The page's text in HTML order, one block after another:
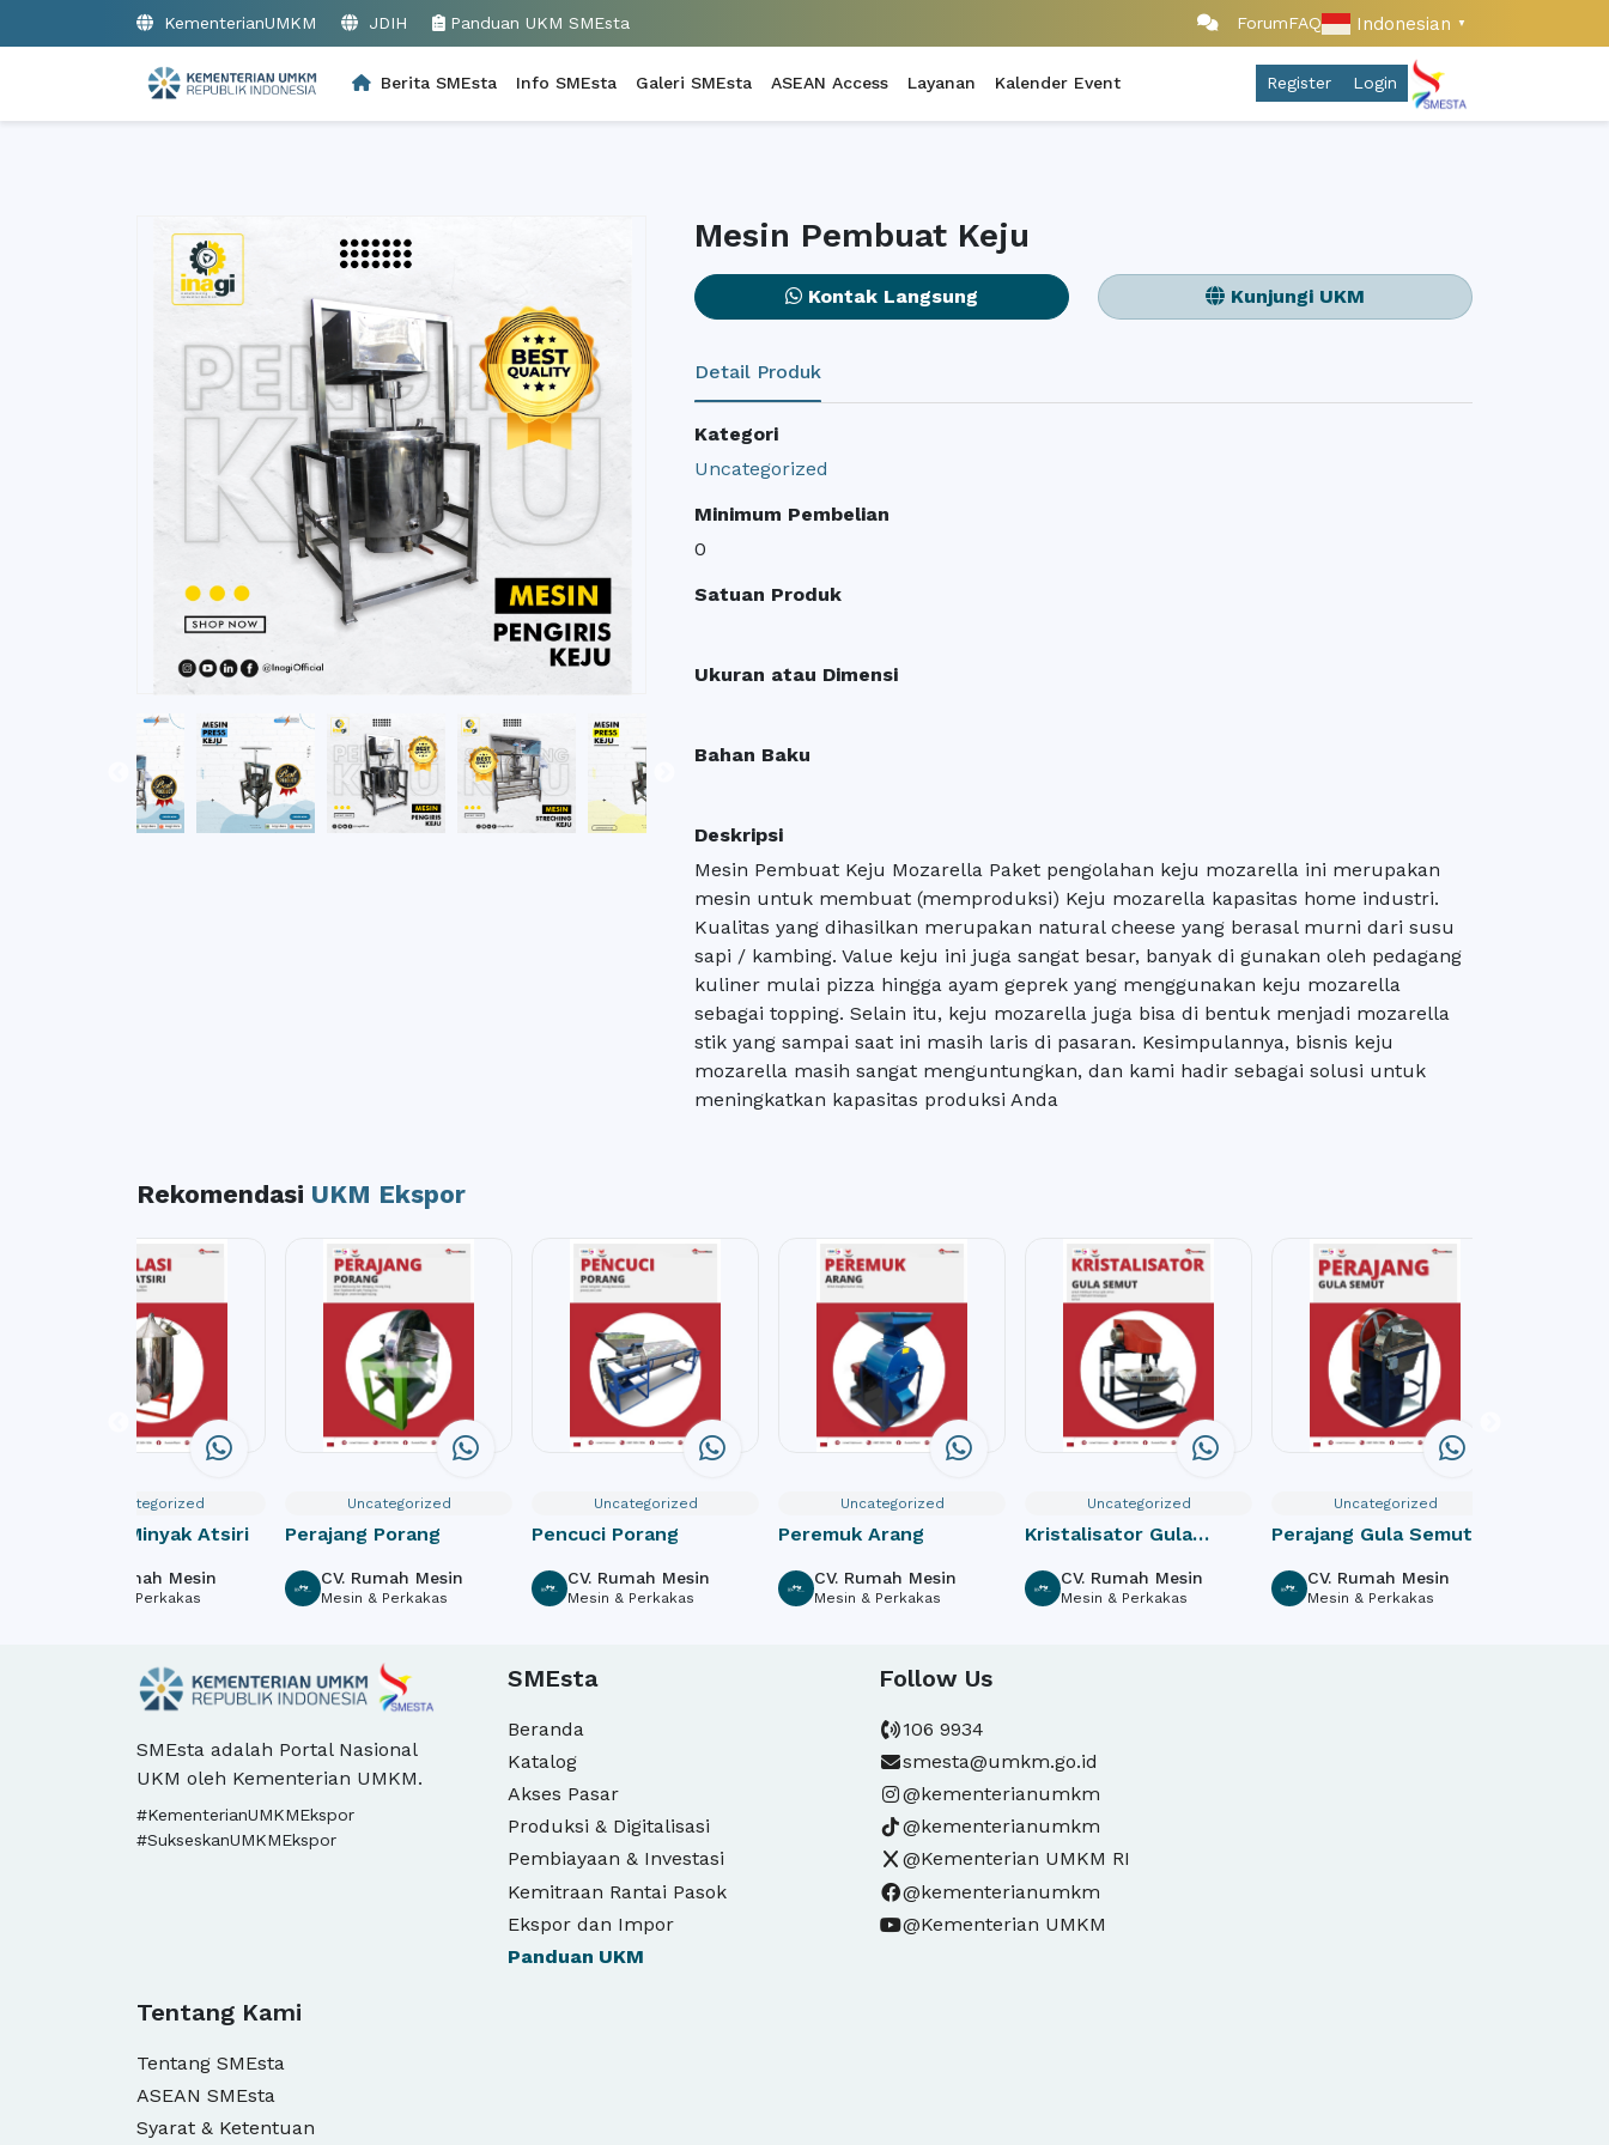
KementerianUMKM JDIH Panduan UKM SMEsta ForumFAQ Indonesian ▼
Berita SMEsta Info SMEsta Galeri SMEsta ASEAN Access Layanan Kalender Event Register Login
Mesin Pembuat Keju
Kontak Langsung Kunjungi UKM
Detail Produk
Kategori
Uncategorized
Minimum Pembelian
0
Satuan Produk
Ukuran atau Dimensi
Bahan Baku
Deskripsi
Mesin Pembuat Keju Mozarella Paket pengolahan keju mozarella ini merupakan
mesin untuk membuat (memproduksi) Keju mozarella kapasitas home industri.
Kualitas yang dihasilkan merupakan natural cheese yang berasal murni dari susu
sapi / kambing. Value keju ini juga sangat besar, banyak di gunakan oleh pedagang
kuliner mulai pizza hingga ayam geprek yang menggunakan keju mozarella
sebagai topping. Selain itu, keju mozarella juga bisa di bentuk menjadi mozarella
stik yang sampai saat ini masih laris di pasaran. Kesimpulannya, bisnis keju
mozarella masih sangat menguntungkan, dan kami hadir sebagai solusi untuk
meningkatkan kapasitas produksi Anda
Rekomendasi UKM Ekspor
Uncategorized
Destilasi Minyak Atsiri
CV. Rumah Mesin
Mesin & Perkakas
Uncategorized
Perajang Porang
CV. Rumah Mesin
Mesin & Perkakas
Uncategorized
Pencuci Porang
CV. Rumah Mesin
Mesin & Perkakas
Uncategorized
Peremuk Arang
CV. Rumah Mesin
Mesin & Perkakas
Uncategorized
Kristalisator Gula
CV. Rumah Mesin
Mesin & Perkakas
Uncategorized
Perajang Gula Semut
CV. Rumah Mesin
Mesin & Perkakas
SMEsta adalah Portal Nasional
UKM oleh Kementerian UMKM.
#KementerianUMKMEkspor
#SukseskanUMKMEkspor
SMEsta
Beranda
Katalog
Akses Pasar
Produksi & Digitalisasi
Pembiayaan & Investasi
Kemitraan Rantai Pasok
Ekspor dan Impor
Panduan UKM
Follow Us
106 9934
smesta@umkm.go.id
@kementerianumkm
@kementerianumkm
@Kementerian UMKM RI
@kementerianumkm
@Kementerian UMKM
Tentang Kami
Tentang SMEsta
ASEAN SMEsta
Syarat & Ketentuan